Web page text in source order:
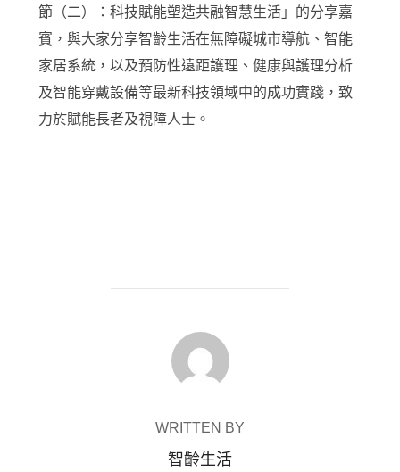
節（二）：科技賦能塑造共融智慧生活」的分享嘉
賓，與大家分享智齡生活在無障礙城市導航、智能
家居系統，以及預防性遠距護理、健康與護理分析
及智能穿戴設備等最新科技領域中的成功實踐，致
力於賦能長者及視障人士。
POST AUTHOR
WRITTEN BY
智齡生活